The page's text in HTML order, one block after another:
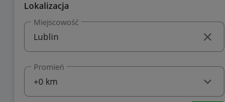
Lokalizacja
Miejscowość
Promień